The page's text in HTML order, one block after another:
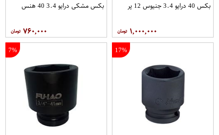
بکس 40 درایو 3.4 جنیوس 12 پر
۱,۰۰۰,۰۰۰
بکس مشکی درایو 3.4 40 هنس
۷۶۰,۰۰۰
17%
7%